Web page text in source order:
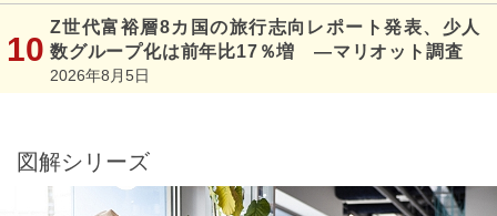
Z世代富裕層8カ国の旅行志向レポート発表、少人
数グループ化は前年比17％増 ―マリオット調査
2026年8月5日
図解シリーズ